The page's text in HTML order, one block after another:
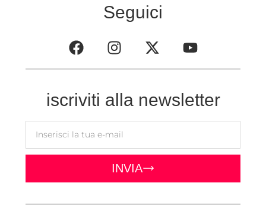
Seguici
iscriviti alla newsletter
INVIA